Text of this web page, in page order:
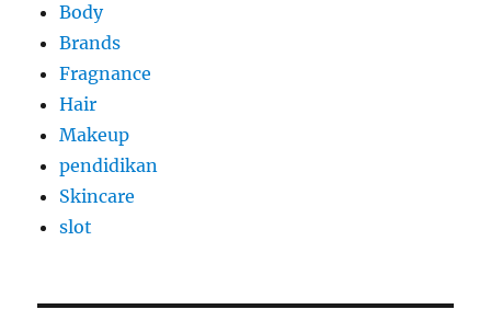
Body
Brands
Fragnance
Hair
Makeup
pendidikan
Skincare
slot